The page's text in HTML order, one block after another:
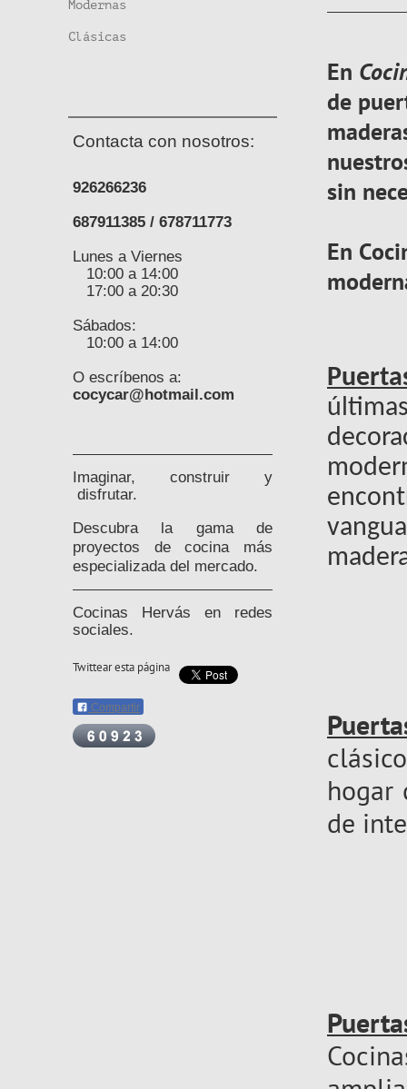
Modernas
Clásicas
Contacta con nosotros:
926266236
687911385 / 678711773
Lunes a Viernes
10:00 a 14:00
17:00 a 20:30
Sábados:
10:00 a 14:00
O escríbenos a:
cocycar@hotmail.com
Imaginar, construir y
disfrutar.
Descubra la gama de
proyectos de cocina más
especializada del mercado.
Cocinas Hervás en redes
sociales.
Twittear esta página
Compartir
En
de
sin
En
hogar
de